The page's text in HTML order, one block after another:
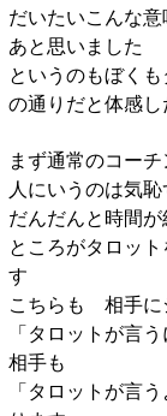
だいたいこんな
あと思いました
というのもぼく
の通りだと体感
まず通常のコー
人にいうのは気
だんだんと時間
ところがタロッ
す
こちらも 相手に
「タロットが言
相手も
「タロットが言